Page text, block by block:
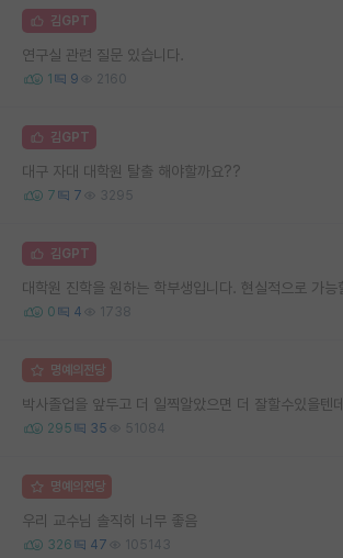
김GPT
연구실 관련 질문 있습니다.
1 9 2160
김GPT
대구 자대 대학원 탈출 해야할까요??
7 7 3295
김GPT
대학원 진학을 원하는 학부생입니다. 현실적으로 가능
0 4 1738
명예의전당
박사졸업을 앞두고 더 일찍알았으면 더 잘할수있을텐
295 35 51084
명예의전당
우리 교수님 솔직히 너무 좋음
326 47 105143